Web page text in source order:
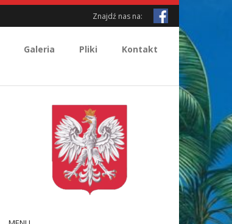
Znajdź nas na:
Galeria Pliki Kontakt